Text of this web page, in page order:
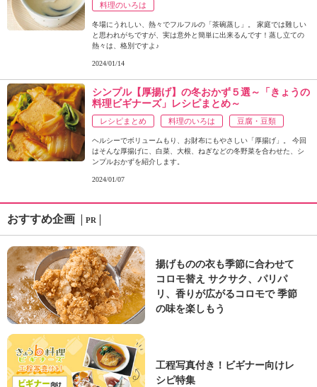
料理のいろは
冬場にうれしい、熱々でフルフルの「茶碗蒸し」。 家庭では難しい
と思われがちですが、実は意外と簡単に出来るんです！蒸し立ての
熱々は、格別ですよ♪
2024/01/14
シンプル【厚揚げ】の冬おかず５選～「きょうの
料理ビギナーズ」レシピまとめ～
レシピまとめ 料理のいろは 豆腐・豆類
ヘルシーでボリュームもり、お財布にもやさしい「厚揚げ」。 今回
はそんな厚揚げに、白菜、大根、ねぎなどの冬野菜を合わせた、シ
ンプルおかずを紹介します。
2024/01/07
おすすめ企画 PR
揚げものの衣も季節に合わせて
コロモ替え サクサク、パリパ
リ、香りが広がるコロモで 季節
の味を楽しもう
工程写真付き！ビギナー向けレ
シピ特集